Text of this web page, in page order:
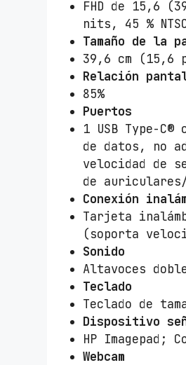
FHD de 15,6
nits, 45 %
Tamaño de la
39,6 cm (15,6
Relación
85%
Puertos
1 USB Type-
de datos, no
velocidad de
de
Conexión
Tarjeta
(soporta
Sonido
Altavoces
Teclado
Teclado de
Dispositivo
HP
Webcam